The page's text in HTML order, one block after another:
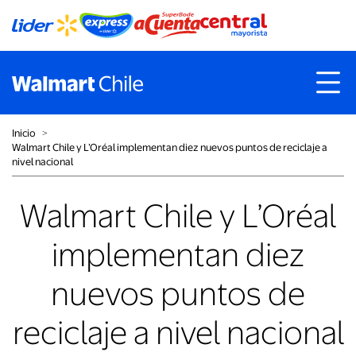
Inicio ˃
Walmart Chile y L’Oréal implementan diez nuevos puntos de reciclaje a
nivel nacional
Walmart Chile y L’Oréal
implementan diez
nuevos puntos de
reciclaje a nivel nacional